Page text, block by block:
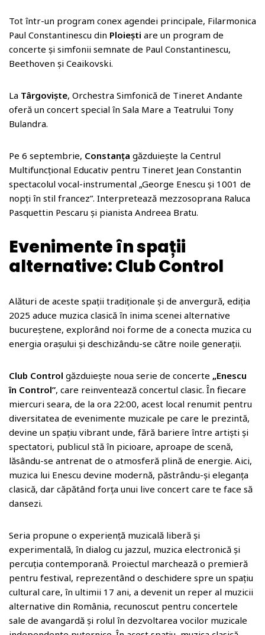
Tot într-un program conex agendei principale, Filarmonica
Paul Constantinescu din Ploiești are un program de
concerte și simfonii semnate de Paul Constantinescu,
Beethoven și Ceaikovski.
La Târgoviște, Orchestra Simfonică de Tineret Andante
oferă un concert special în Sala Mare a Teatrului Tony
Bulandra.
Pe 6 septembrie, Constanța găzduiește la Centrul
Multifuncțional Educativ pentru Tineret Jean Constantin
spectacolul vocal-instrumental „George Enescu și 1001 de
nopți în stil francez”. Interpretează mezzosoprana Raluca
Pasquettin Pescaru și pianista Andreea Bratu.
Evenimente în spații
alternative: Club Control
Alături de aceste spații tradiționale și de anvergură, ediția
2025 aduce muzica clasică în inima scenei alternative
bucureștene, explorând noi forme de a conecta muzica cu
energia orașului și deschizându-se către noile generații.
Club Control găzduiește noua serie de concerte „Enescu
în Control”, care reinventează concertul clasic. În fiecare
miercuri seara, de la ora 22:00, acest local renumit pentru
diversitatea de evenimente muzicale pe care le prezintă,
devine un spațiu vibrant unde, fără bariere între artiști și
spectatori, publicul stă în picioare, aproape de scenă,
lăsându-se antrenat de o atmosferă plină de energie. Aici,
muzica lui Enescu devine modernă, păstrându-și eleganța
clasică, dar căpătând forța unui live concert care te face să
dansezi.
Seria propune o experiență muzicală liberă și
experimentală, în dialog cu jazzul, muzica electronică și
percuția contemporană. Proiectul marchează o premieră
pentru festival, reprezentând o deschidere spre un spațiu
cultural care, în ultimii 17 ani, a devenit un reper al muzicii
alternative din România, recunoscut pentru concertele
sale de avangardă și rolul în dezvoltarea vocilor muzicale